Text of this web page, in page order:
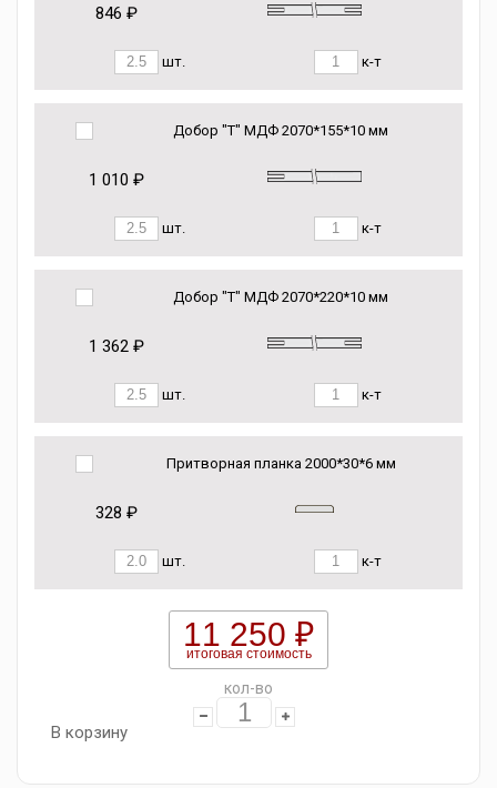
846 ₽
шт. к-т
Добор "Т" МДФ 2070*155*10 мм
1 010 ₽
шт. к-т
Добор "Т" МДФ 2070*220*10 мм
1 362 ₽
шт. к-т
Притворная планка 2000*30*6 мм
328 ₽
шт. к-т
11 250 ₽
итоговая стоимость
кол-во
В корзину